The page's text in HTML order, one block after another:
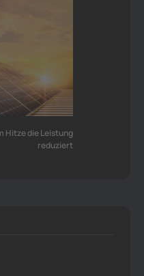
Hitze die Leistung
reduziert